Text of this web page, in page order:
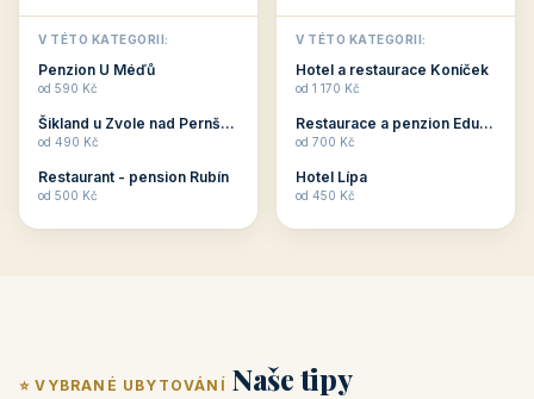
pro Vás připraveny
objekty, které nabízí
ubytování skupin v
penzionech, hotelích a
Budete překva...
V TÉTO KATEGORII:
Penzion U Méďů
od 590 Kč
Šikland u Zvole nad Pernštejnem
od 490 Kč
Restaurant - pension Rubín
od 500 Kč
jsou pro Vás připraveny
objekty, které mají
zkušenosti pořádat i
menší firemní akce a
ob...
V TÉTO KATEGORII:
Hotel a restaurace Koníček
od 1 170 Kč
Restaurace a penzion Eduard
od 700 Kč
Hotel Lípa
od 450 Kč
⭐ VYBRANÉ UBYTOVÁNÍ Naše tipy